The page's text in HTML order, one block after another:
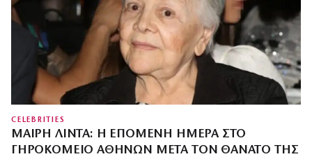
CELEBRITIES
ΜΑΊΡΗ ΛΊΝΤΑ: Η ΕΠΌΜΕΝΗ ΗΜΈΡΑ ΣΤΟ
ΓΗΡΟΚΟΜΕΊΟ ΑΘΗΝΏΝ ΜΕΤΆ ΤΟΝ ΘΆΝΑΤΌ ΤΗΣ